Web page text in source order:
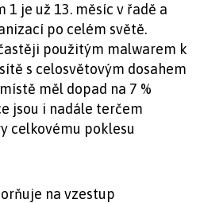
1 je už 13. měsíc v řadě a
po celém světě.
použitým malwarem k
s celosvětovým dosahem
měl dopad na 7 %
jsou i nadále terčem
celkovému poklesu
na vzestup